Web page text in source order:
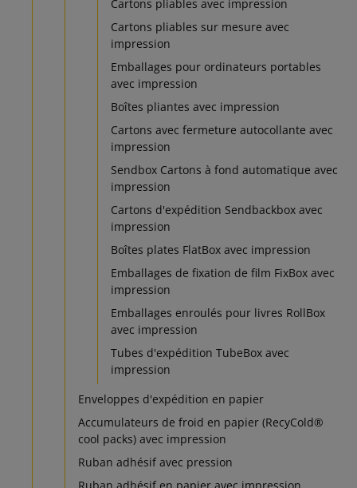
Cartons pliables avec impression
Cartons pliables sur mesure avec
impression
Emballages pour ordinateurs portables
avec impression
Boîtes pliantes avec impression
Cartons avec fermeture autocollante avec
impression
Sendbox Cartons à fond automatique avec
impression
Cartons d'expédition Sendbackbox avec
impression
Boîtes plates FlatBox avec impression
Emballages de fixation de film FixBox avec
impression
Emballages enroulés pour livres RollBox
avec impression
Tubes d'expédition TubeBox avec
impression
Enveloppes d'expédition en papier
Accumulateurs de froid en papier (RecyCold®
cool packs) avec impression
Ruban adhésif avec pression